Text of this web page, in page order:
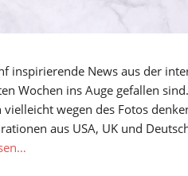
inspirierende News aus der
Wochen ins Auge gefallen
wegen des Fotos
aus USA, UK und